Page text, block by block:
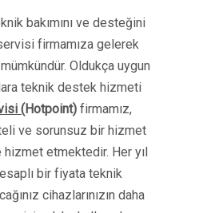
bakımını ve desteğini
firmamıza gelerek
Oldukça uygun
teknik destek hizmeti
(Hotpoint) firmamız,
ve sorunsuz bir hizmet
etmektedir. Her yıl
bir fiyata teknik
cihazlarınızın daha